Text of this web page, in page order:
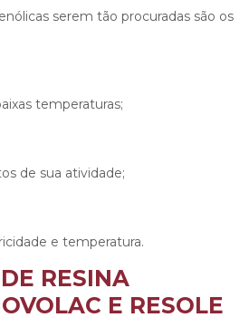
serem tão procuradas são os
temperaturas;
de sua atividade;
e temperatura.
RESINA
E RESOLE